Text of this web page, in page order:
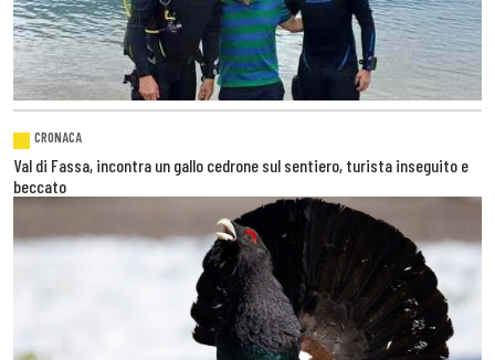
CRONACA
Val di Fassa, incontra un gallo cedrone sul sentiero, turista inseguito e
beccato